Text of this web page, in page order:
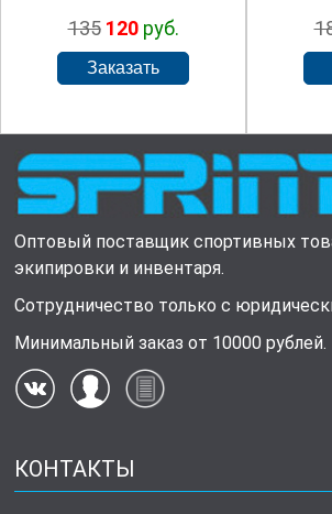
135 120руб.
Оптовый поставщик спортивных
экипировки и инвентаря.
Сотрудничество только с
Минимальный заказ от 10000 рублей.
КОНТАКТЫ